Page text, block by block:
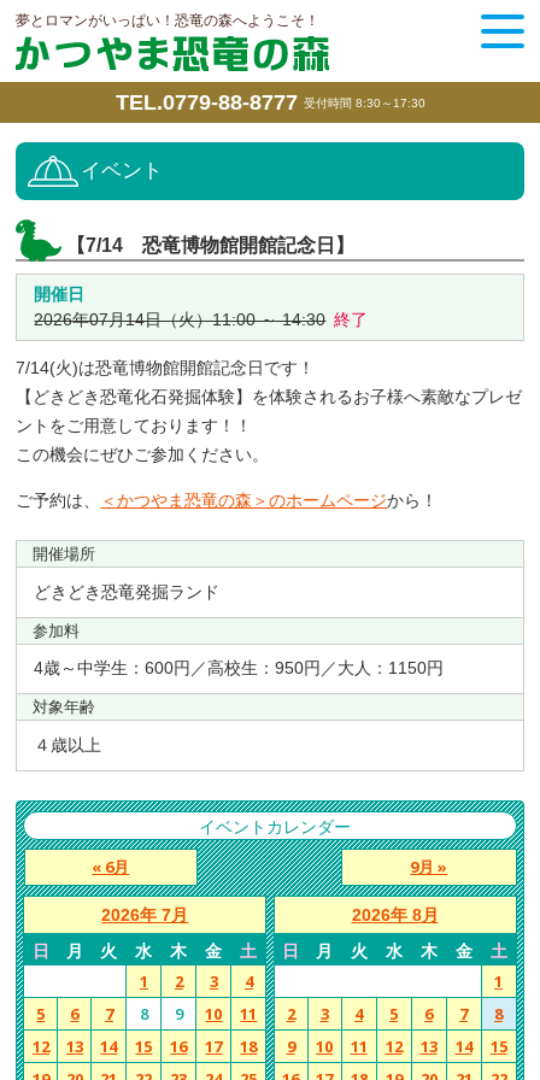
夢とロマンがいっぱい！恐竜の森へようこそ！
TEL.0779-88-8777 受付時間 8:30～17:30
イベント
【7/14 恐竜博物館開館記念日】
開催日
2026年07月14日（火）11:00 ～ 14:30 終了
7/14(火)は恐竜博物館開館記念日です！
【どきどき恐竜化石発掘体験】を体験されるお子様へ素敵なプレゼ
ントをご用意しております！！
この機会にぜひご参加ください。
ご予約は、 ＜かつやま恐竜の森＞のホームページから！
開催場所
どきどき恐竜発掘ランド
参加料
4歳～中学生：600円／高校生：950円／大人：1150円
対象年齢
４歳以上
イベントカレンダー
« 6月 9月 »
2026年 7月
日
月 火 水 木 金 土
1 2 3
4
5
6 7 8 9 10
11
12
13 14 15 16 17
18
2026年 8月
日
月 火 水 木 金 土
1
2
3 4 5 6 7
8
9
10 11 12 13 14
15